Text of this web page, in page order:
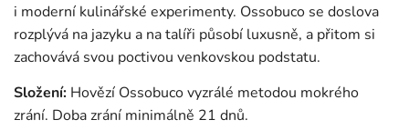
i moderní kulinářské experimenty. Ossobuco se doslova
rozplývá na jazyku a na talíři působí luxusně, a přitom si
zachovává svou poctivou venkovskou podstatu.
Složení: Hovězí Ossobuco vyzrálé metodou mokrého
zrání. Doba zrání minimálně 21 dnů.